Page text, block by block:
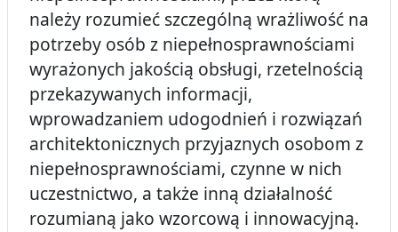
należy rozumieć szczególną wrażliwość na
potrzeby osób z niepełnosprawnościami
wyrażonych jakością obsługi, rzetelnością
przekazywanych informacji,
wprowadzaniem udogodnień i rozwiązań
architektonicznych przyjaznych osobom z
niepełnosprawnościami, czynne w nich
uczestnictwo, a także inną działalność
rozumianą jako wzorcową i innowacyjną.